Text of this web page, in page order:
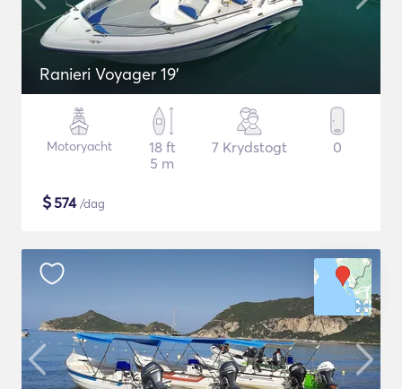
Ranieri Voyager 19'
Motoryacht
18 ft
5 m
7 Krydstogt 0
$574/dag